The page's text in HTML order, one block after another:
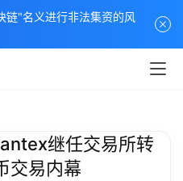
继任交易所转
交易内幕
链"名义进行非法集资的风